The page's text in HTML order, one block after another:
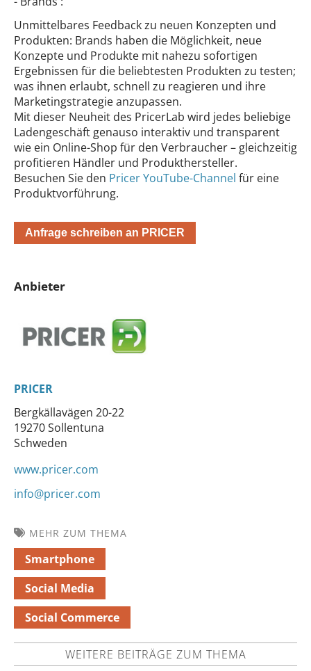
Unmittelbares Feedback zu neuen Konzepten und
Produkten: Brands haben die Möglichkeit, neue
Konzepte und Produkte mit nahezu sofortigen
Ergebnissen für die beliebtesten Produkten zu testen;
was ihnen erlaubt, schnell zu reagieren und ihre
Marketingstrategie anzupassen.
Mit dieser Neuheit des PricerLab wird jedes beliebige
Ladengeschäft genauso interaktiv und transparent
wie ein Online-Shop für den Verbraucher – gleichzeitig
profitieren Händler und Produkthersteller.
Besuchen Sie den Pricer YouTube-Channel für eine
Produktvorführung.
Anfrage schreiben an PRICER
Anbieter
PRICER
Bergkällavägen 20-22
19270 Sollentuna
Schweden
www.pricer.com
info@pricer.com
MEHR ZUM THEMA
Smartphone
Social Media
Social Commerce
WEITERE BEITRÄGE ZUM THEMA